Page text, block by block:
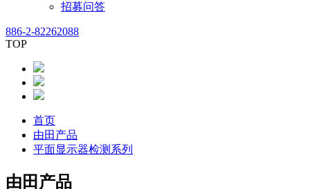
招募问答
886-2-82262088
TOP
首页
由田产品
平面显示器检测系列
由田产品